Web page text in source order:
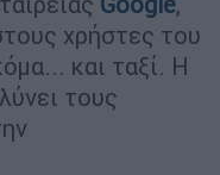
χρήστες του
και ταξί. H
τους